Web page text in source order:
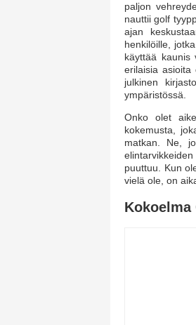
paljon
nauttii golf
ajan
henkilöille,
käyttää kaunis
erilaisia
julkinen
ympäristössä.
Onko olet
kokemusta,
matkan. Ne,
puuttuu. Kun
vielä ole, on
Kokoelma